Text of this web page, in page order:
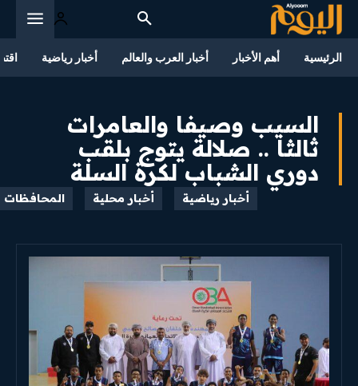
الرئيسية أهم الأخبار أخبار العرب والعالم أخبار رياضية
السيب وصيفا والعامرات
ثالثا .. صلالة يتوج بلقب
دوري الشباب لكرة السلة
أخبار رياضية أخبار محلية المحافظات